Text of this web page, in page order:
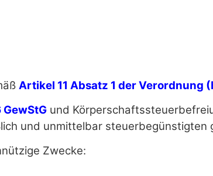
Artikel 11 Absatz 1 der Verordnung
GewStG und
und unmittelbar steuerbegünstigten
Zwecke: